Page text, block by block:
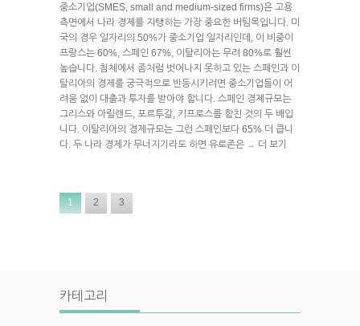
중소기업(SMES, small and medium-sized firms)은 고용
측면에서 나라 경제를 지탱하는 가장 중요한 버팀목입니다. 미
국의 경우 일자리의 50%가 중소기업 일자리인데, 이 비중이
프랑스는 60%, 스페인 67%, 이탈리아는 무려 80%로 훨씬
높습니다. 침체에서 좀처럼 벗어나지 못하고 있는 스페인과 이
탈리아의 경제를 궁극적으로 반등시키려면 중소기업들이 어
려움 없이 대출과 투자를 받아야 합니다. 스페인 경제규모는
그리스와 아릴랜드, 포르투갈, 키프로스를 합친 것의 두 배입
니다. 이탈리아의 경제규모는 그런 스페인보다 65% 더 큽니
다. 두 나라 경제가 무너지기라도 하면 유로존은 → 더 보기
1 2 3
카테고리